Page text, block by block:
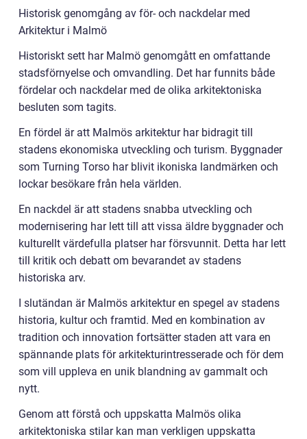
Historisk genomgång av för- och nackdelar med
Arkitektur i Malmö
Historiskt sett har Malmö genomgått en omfattande
stadsförnyelse och omvandling. Det har funnits både
fördelar och nackdelar med de olika arkitektoniska
besluten som tagits.
En fördel är att Malmös arkitektur har bidragit till
stadens ekonomiska utveckling och turism. Byggnader
som Turning Torso har blivit ikoniska landmärken och
lockar besökare från hela världen.
En nackdel är att stadens snabba utveckling och
modernisering har lett till att vissa äldre byggnader och
kulturellt värdefulla platser har försvunnit. Detta har lett
till kritik och debatt om bevarandet av stadens
historiska arv.
I slutändan är Malmös arkitektur en spegel av stadens
historia, kultur och framtid. Med en kombination av
tradition och innovation fortsätter staden att vara en
spännande plats för arkitekturintresserade och för dem
som vill uppleva en unik blandning av gammalt och
nytt.
Genom att förstå och uppskatta Malmös olika
arkitektoniska stilar kan man verkligen uppskatta